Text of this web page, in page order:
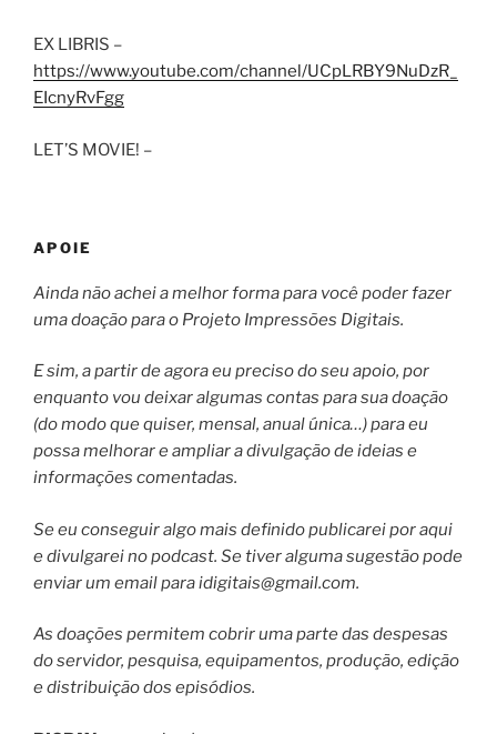
EX LIBRIS –
https://www.youtube.com/channel/UCpLRBY9NuDzR_
EIcnyRvFgg
LET’S MOVIE! –
APOIE
Ainda não achei a melhor forma para você poder fazer
uma doação para o Projeto Impressões Digitais.
E sim, a partir de agora eu preciso do seu apoio, por
enquanto vou deixar algumas contas para sua doação
(do modo que quiser, mensal, anual única…) para eu
possa melhorar e ampliar a divulgação de ideias e
informações comentadas.
Se eu conseguir algo mais definido publicarei por aqui
e divulgarei no podcast. Se tiver alguma sugestão pode
enviar um email paraidigitais@gmail.com.
As doações permitem cobrir uma parte das despesas
do servidor, pesquisa, equipamentos, produção, edição
e distribuição dos episódios.